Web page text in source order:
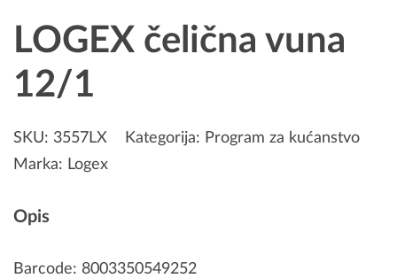
LOGEX čelična vuna
12/1
SKU: 3557LX Kategorija: Program za kućanstvo
Marka: Logex
Opis
Barcode: 8003350549252